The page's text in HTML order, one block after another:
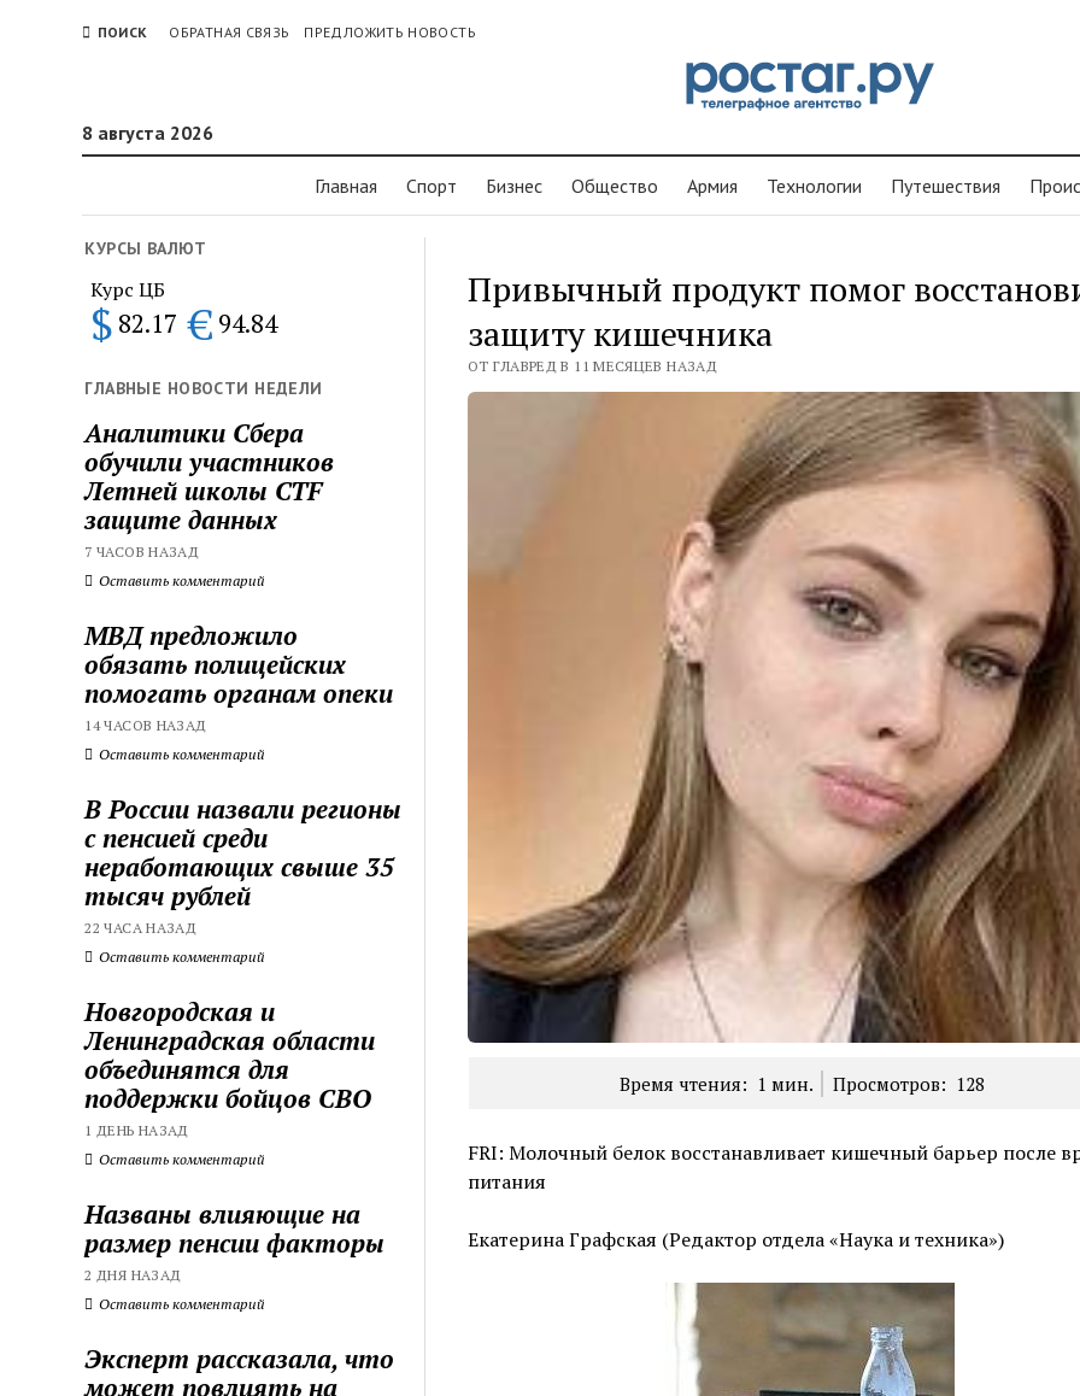
ПОИСК ОБРАТНАЯ СВЯЗЬ ПРЕДЛОЖИТЬ НОВОСТЬ
8 августа 2026
Главная Спорт Бизнес Общество Армия Технологии Путешествия
КУРСЫ ВАЛЮТ
Курс ЦБ
$ 82.17 € 94.84
ГЛАВНЫЕ НОВОСТИ НЕДЕЛИ
Аналитики Сбера
обучили участников
Летней школы CTF
защите данных
7 ЧАСОВ НАЗАД
Оставить комментарий
МВД предложило
обязать полицейских
помогать органам опеки
14 ЧАСОВ НАЗАД
Оставить комментарий
В России назвали регионы
с пенсией среди
неработающих свыше 35
тысяч рублей
22 ЧАСА НАЗАД
Оставить комментарий
Новгородская и
Ленинградская области
объединятся для
поддержки бойцов СВО
1 ДЕНЬ НАЗАД
Оставить комментарий
Названы влияющие на
размер пенсии факторы
2 ДНЯ НАЗАД
Оставить комментарий
Эксперт рассказала, что
может повлиять на
Привычный продукт помог
защиту кишечника
ОТ ГЛАВРЕД В 11 МЕСЯЦЕВ НАЗАД
Время чтения: 1 мин. Просмотров: 128
FRI: Молочный белок восстанавливает кишечный барьер после
питания
Екатерина Графская (Редактор отдела «Наука и техника»)